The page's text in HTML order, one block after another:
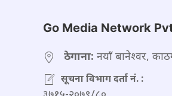
Go Media Network
ठेगाना: नयाँ बानेश्वर,
सूचना विभाग दर्ता नं. :